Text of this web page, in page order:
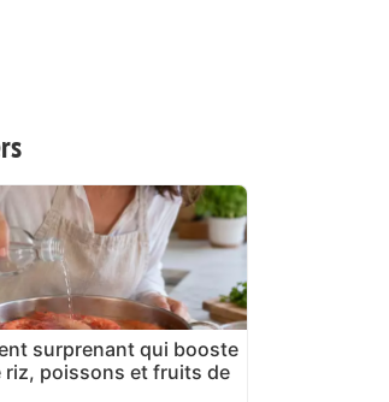
surprenant qui booste
riz, poissons et fruits de